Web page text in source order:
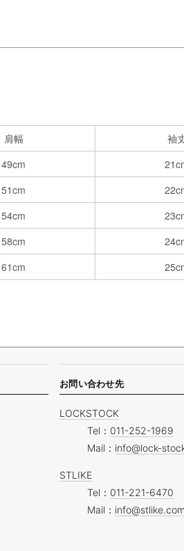
肩幅
袖
49cm
51cm
54cm
58cm
61cm
お問い合わせ先
LOCKSTOCK
Tel： 011-252-1969
Mail： info@lock-
STLIKE
Tel： 011-221-6470
Mail： info@stlike.com